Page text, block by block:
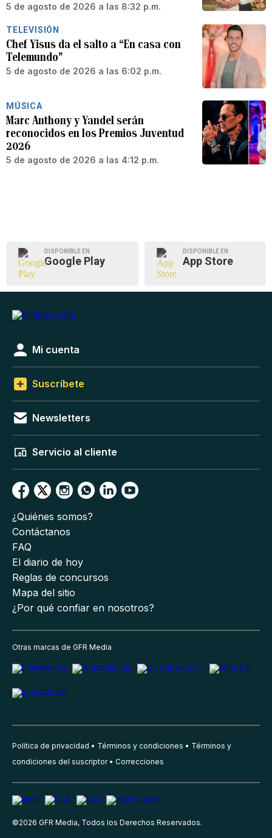
5 de agosto de 2026 a las 8:32 p.m.
TELEVISIÓN
Chef Yisus da el salto a “En casa con
Telemundo”
5 de agosto de 2026 a las 6:02 p.m.
MÚSICA
Marc Anthony y Yandel serán
reconocidos en los Premios Juventud
2026
5 de agosto de 2026 a las 4:12 p.m.
DISPONIBLE EN
Google Play
DISPONIBLE EN
App Store
Mi cuenta
Suscríbete
Newsletters
Servicio al cliente
¿Quiénes somos?
Contáctanos
FAQ
El diario de hoy
Reglas de concursos
Mapa del sitio
¿Por qué confiar en nosotros?
Otras marcas de GFR Media
Política de privacidad Términos y condiciones
Términos y
condiciones del suscriptor
Correcciones
©2026 GFR Media, Todos los Derechos Reservados.